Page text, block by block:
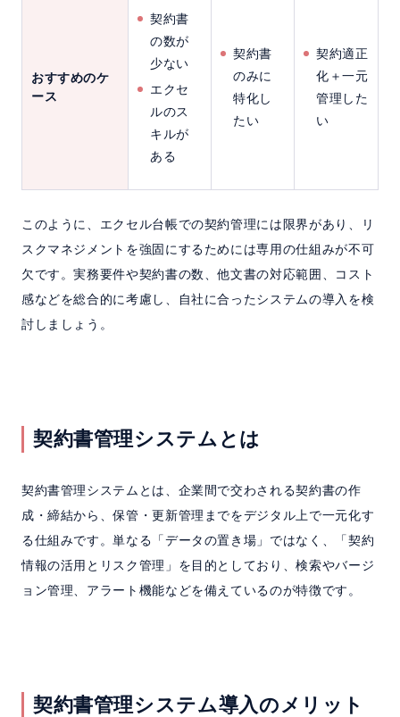
おすすめのケ
ース
契約書
の数が
少ない
エクセ
ルのス
キルが
ある
契約書
のみに
特化し
たい
契約適正
化＋一元
管理した
い
このように、エクセル台帳での契約管理には限界があり、リ
スクマネジメントを強固にするためには専用の仕組みが不可
欠です。実務要件や契約書の数、他文書の対応範囲、コスト
感などを総合的に考慮し、自社に合ったシステムの導入を検
討しましょう。
契約書管理システムとは
契約書管理システムとは、企業間で交わされる契約書の作
成・締結から、保管・更新管理までをデジタル上で一元化す
る仕組みです。単なる「データの置き場」ではなく、「契約
情報の活用とリスク管理」を目的としており、検索やバージ
ョン管理、アラート機能などを備えているのが特徴です。
契約書管理システム導入のメリット